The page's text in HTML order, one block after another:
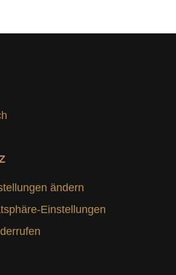
ändern
Einstellungen